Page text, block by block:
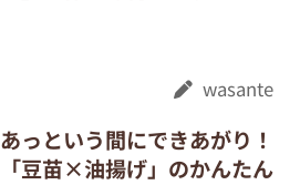
wasante
あっという間にできあがり！
「豆苗×油揚げ」のかんたん